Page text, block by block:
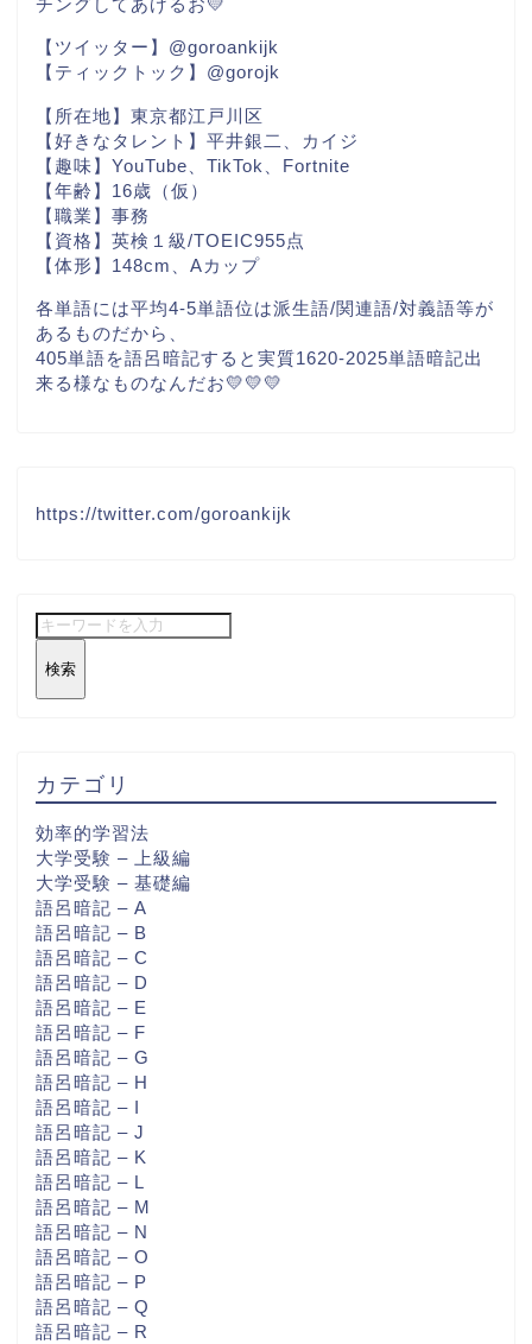
チングしてあげるお💛
【ツイッター】@goroankijk
【ティックトック】@gorojk
【所在地】東京都江戸川区
【好きなタレント】平井銀二、カイジ
【趣味】YouTube、TikTok、Fortnite
【年齢】16歳（仮）
【職業】事務
【資格】英検１級/TOEIC955点
【体形】148cm、Aカップ
各単語には平均4-5単語位は派生語/関連語/対義語等が
あるものだから、
405単語を語呂暗記すると実質1620-2025単語暗記出
来る様なものなんだお💛💛💛
https://twitter.com/goroankijk
検索
カテゴリ
効率的学習法
大学受験 – 上級編
大学受験 – 基礎編
語呂暗記 – A
語呂暗記 – B
語呂暗記 – C
語呂暗記 – D
語呂暗記 – E
語呂暗記 – F
語呂暗記 – G
語呂暗記 – H
語呂暗記 – I
語呂暗記 – J
語呂暗記 – K
語呂暗記 – L
語呂暗記 – M
語呂暗記 – N
語呂暗記 – O
語呂暗記 – P
語呂暗記 – Q
語呂暗記 – R